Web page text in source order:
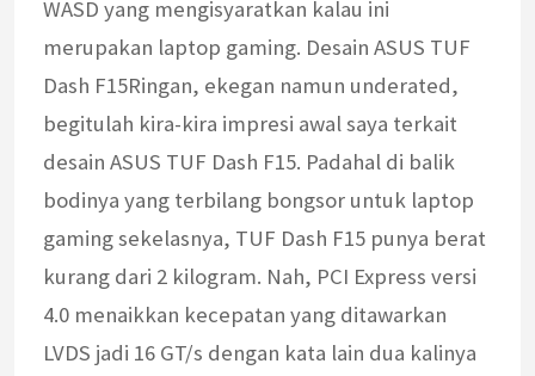
WASD yang mengisyaratkan kalau ini
merupakan laptop gaming. Desain ASUS TUF
Dash F15Ringan, ekegan namun underated,
begitulah kira-kira impresi awal saya terkait
desain ASUS TUF Dash F15. Padahal di balik
bodinya yang terbilang bongsor untuk laptop
gaming sekelasnya, TUF Dash F15 punya berat
kurang dari 2 kilogram. Nah, PCI Express versi
4.0 menaikkan kecepatan yang ditawarkan
LVDS jadi 16 GT/s dengan kata lain dua kalinya